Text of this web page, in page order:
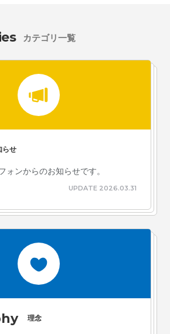
カテゴリ一覧
らせ
ォンからのお知らせです。
UPDATE 2026.03.31
理念